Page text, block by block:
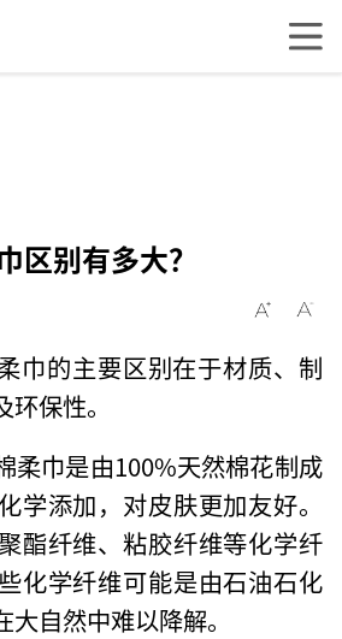
区别有多大？
巾的主要区别在于材质、制
保性。
柔巾是由100%天然棉花制成
学添加，对皮肤更加友好。
酯纤维、粘胶纤维等化学纤
化学纤维可能是由石油石化
自然中难以降解。